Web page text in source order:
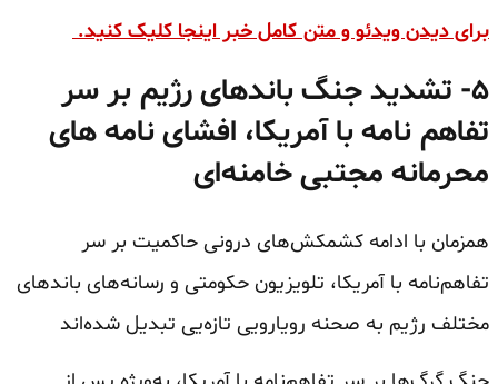
برای دیدن ویدئو و متن کامل خبر اینجا کلیک کنید.
۵- تشدید جنگ باندهای رژیم بر سر
تفاهم‌ نامه با آمریکا، افشای نامه‌ های
محرمانه مجتبی خامنه‌ای
همزمان با ادامه کشمکش‌های درونی حاکمیت بر سر
تفاهم‌نامه با آمریکا، تلویزیون حکومتی و رسانه‌های باندهای
مختلف رژیم به صحنه رویارویی تازه‌یی تبدیل شده‌اند